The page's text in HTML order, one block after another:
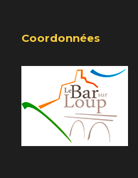
Coordonnées